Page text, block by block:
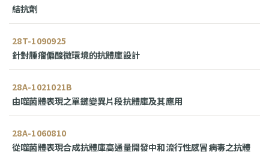
結抗劑
28T-1090925
針對腫瘤偏酸微環境的抗體庫設計
28A-1021021B
由噬菌體表現之單鏈變異片段抗體庫及其應用
28A-1060810
從噬菌體表現合成抗體庫高通量開發中和流行性感冒病毒之抗體